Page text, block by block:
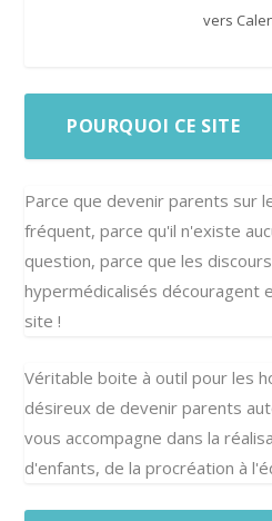
vers
POURQUOI CE SITE
Parce que devenir parents sur
fréquent, parce qu'il n'existe
question, parce que les
hypermédicalisés découragent
site !
Véritable boite à outil pour les
désireux de devenir parents
vous accompagne dans la
d'enfants, de la procréation à